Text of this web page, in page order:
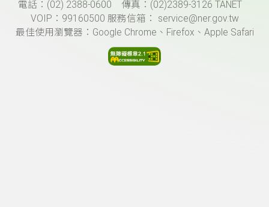
電話：(02) 2388-0600 傳真：(02)2389-3126 TANET
VOIP：99160500 服務信箱： service@ner.gov.tw
最佳使用瀏覽器：Google Chrome、Firefox、Apple Safari